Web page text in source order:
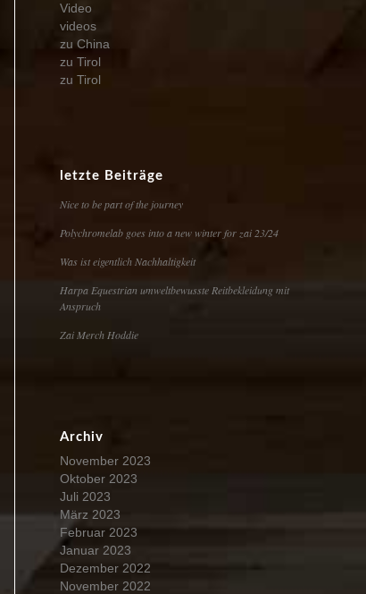
Video
videos
zu China
zu Tirol
zu Tirol
letzte Beiträge
Nice to be part of the journey
Polychromelab goes into a new winter for zai 23/24
Was ist eigentlich Nachhaltigkeit
Harpa Equestrian umweltbewusste Reitbekleidung mit
Anspruch
Zai Merch Hoddie
Archiv
November 2023
Oktober 2023
Juli 2023
März 2023
Februar 2023
Januar 2023
Dezember 2022
November 2022